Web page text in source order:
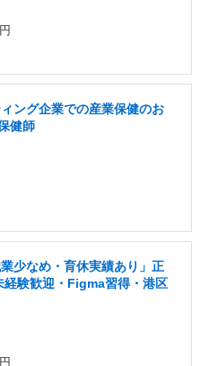
ング企業での産業保健のお
健師
少なめ・育休実績あり」正
験歓迎・Figma習得・港区